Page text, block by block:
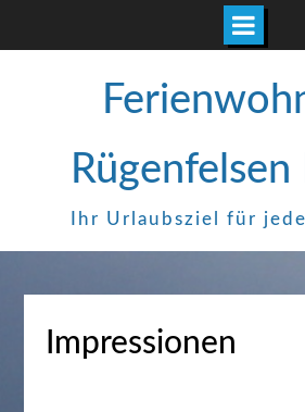
Rügenfelsen
Ihr Urlaubsziel für
Impressionen